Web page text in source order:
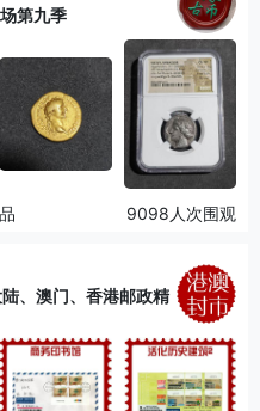
第九季
9098人次围观
、澳门、香港邮政精